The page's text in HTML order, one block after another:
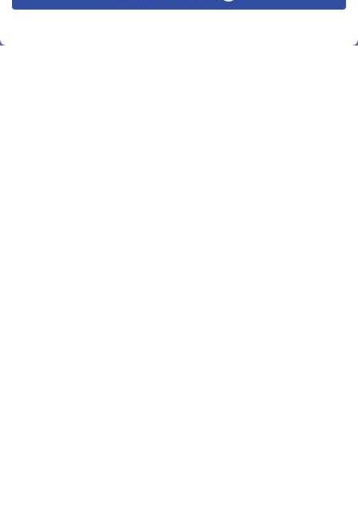
© VBL 2026